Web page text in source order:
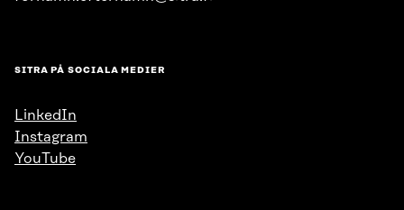
SITRA PÅ SOCIALA MEDIER
LinkedIn
Instagram
YouTube